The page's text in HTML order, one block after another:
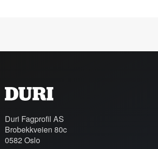
Duri Fagprofil AS
Brobekkveien 80c
0582 Oslo